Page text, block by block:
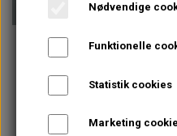
VANDPOLERINGPå lager
Alle
Nødvendige
Funktionelle
Statistik cookies
Marketing